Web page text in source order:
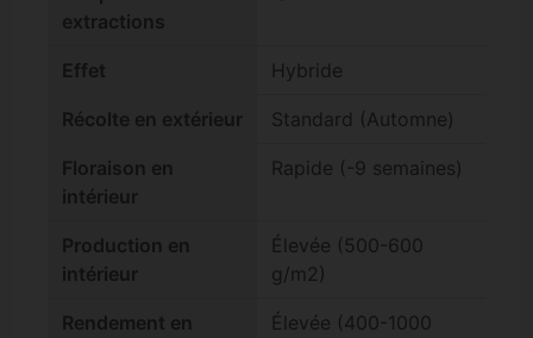
extractions
Effet Hybride
Récolte en extérieur Standard (Automne)
Floraison en
intérieur
Rapide (-9 semaines)
Production en
intérieur
Élevée (500-600
g/m2)
Rendement en
Élevée (400-1000